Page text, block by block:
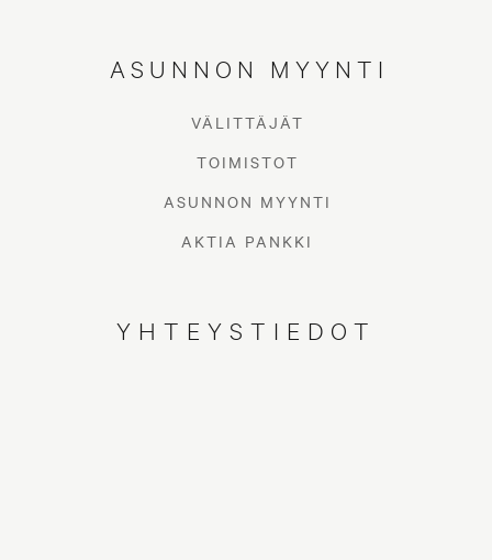
ASUNNON MYYNTI
VÄLITTÄJÄT
TOIMISTOT
ASUNNON MYYNTI
AKTIA PANKKI
YHTEYSTIEDOT